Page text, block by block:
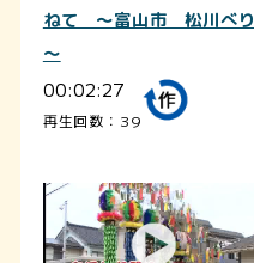
ねて ～富山市 松川べり
～
00:02:27
再生回数：39